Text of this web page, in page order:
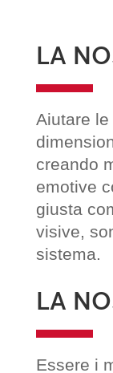
LA
Aiutare
creando
emotive
giusta
visive,
sistema.
LA
Essere i